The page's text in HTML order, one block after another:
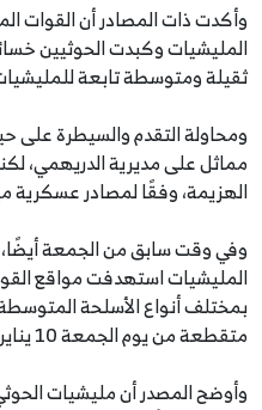
وأكدت ذات المصادر أن
المليشيات وكبدت الحوثيين
ثقيلة ومتوسطة تابعة
ومحاولة التقدم والسيطرة على
مماثل على مديرية الدريهمي،
الهزيمة، وفقًا لمصادر عسكرية
وفي وقت سابق من الجمعة
المليشيات استهدفت مواقع
بمختلف أنواع الأسلحة
متقطعة من يوم الجمعة 10 يناير2020.
وأوضح المصدر أن مليشيات